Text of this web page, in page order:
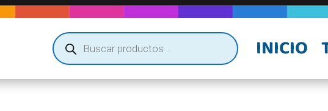
Búsqueda
de
productos INICIO